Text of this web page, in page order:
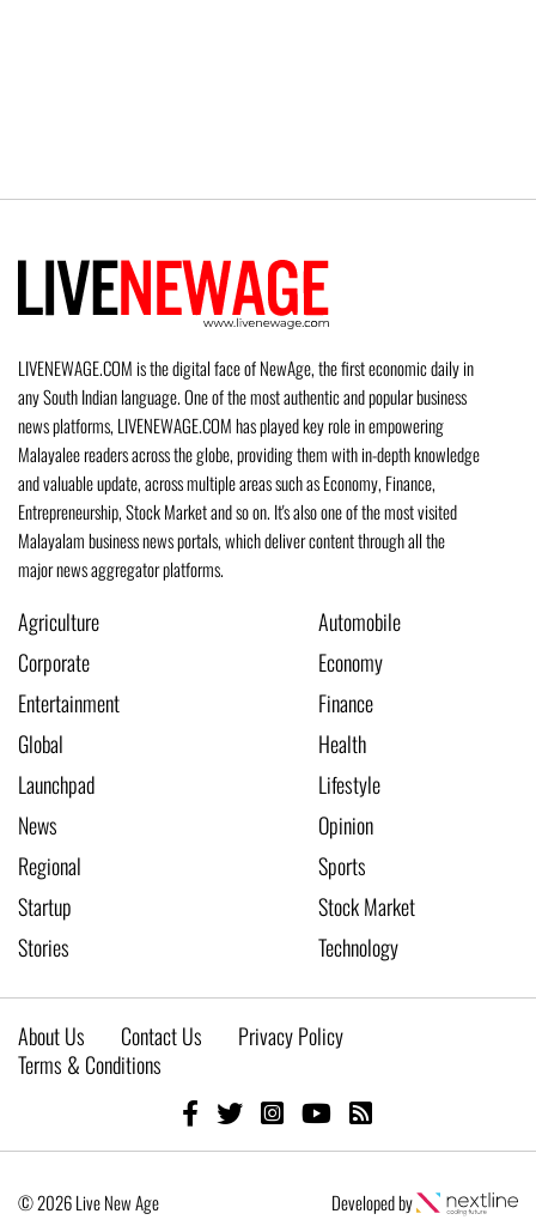
LIVENEWAGE.COM is the digital face of NewAge, the first economic daily in
any South Indian language. One of the most authentic and popular business
news platforms, LIVENEWAGE.COM has played key role in empowering
Malayalee readers across the globe, providing them with in-depth knowledge
and valuable update, across multiple areas such as Economy, Finance,
Entrepreneurship, Stock Market and so on. It's also one of the most visited
Malayalam business news portals, which deliver content through all the
major news aggregator platforms.
Agriculture
Automobile
Corporate
Economy
Entertainment
Finance
Global
Health
Launchpad
Lifestyle
News
Opinion
Regional
Sports
Startup
Stock Market
Stories
Technology
About Us Contact Us
Privacy Policy
Terms & Conditions
© 2026 Live New Age Developed by